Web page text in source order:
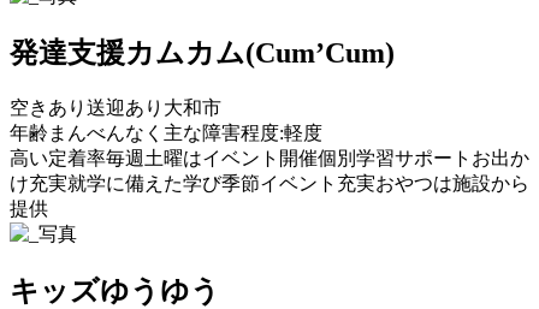
発達支援カムカム(Cum’Cum)
空きあり 送迎あり 大和市
年齢まんべんなく 主な障害程度:軽度
高い定着率毎週土曜はイベント開催個別学習サポート お出か
け充実就学に備えた学び季節イベント充実おやつは施設から
提供
キッズゆうゆう